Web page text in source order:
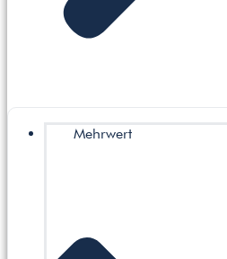
Mehrwert